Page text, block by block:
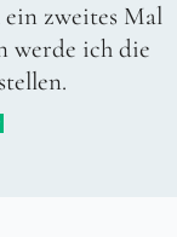
zweites Mal
werde ich die